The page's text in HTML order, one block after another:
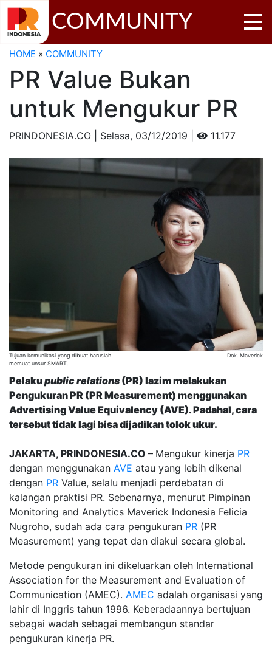
COMMUNITY
HOME » COMMUNITY
PR Value Bukan
untuk Mengukur PR
PRINDONESIA.CO | Selasa, 03/12/2019 | 11.177
Tujuan komunikasi yang dibuat haruslah
memuat unsur SMART.
Dok. Maverick
Pelakupublic relations (PR) lazim melakukan
Pengukuran PR (PR Measurement) menggunakan
Advertising Value Equivalency (AVE). Padahal, cara
tersebut tidak lagi bisa dijadikan tolok ukur.
JAKARTA, PRINDONESIA.CO – Mengukur kinerja PR
dengan menggunakan AVE atau yang lebih dikenal
dengan PR Value, selalu menjadi perdebatan di
kalangan praktisi PR. Sebenarnya, menurut Pimpinan
Monitoring and Analytics Maverick Indonesia Felicia
Nugroho, sudah ada cara pengukuran PR (PR
Measurement) yang tepat dan diakui secara global.
Metode pengukuran ini dikeluarkan oleh International
Association for the Measurement and Evaluation of
Communication (AMEC). AMEC adalah organisasi yang
lahir di Inggris tahun 1996. Keberadaannya bertujuan
sebagai wadah sebagai membangun standar
pengukuran kinerja PR.